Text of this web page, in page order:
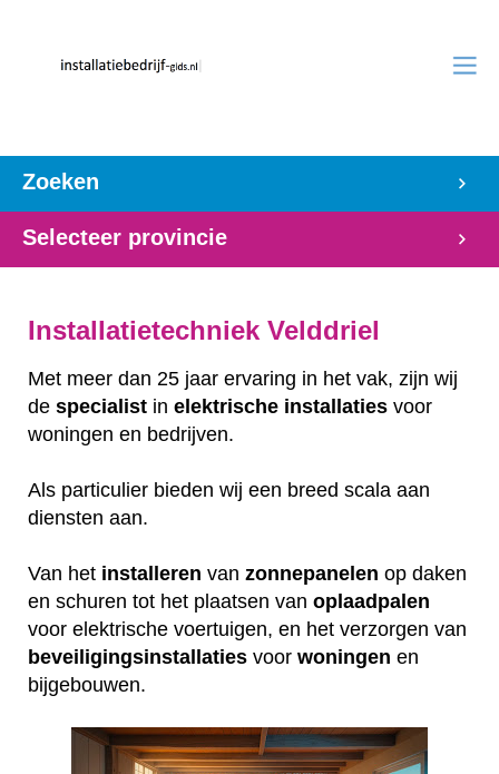
Zoeken
Selecteer provincie
Installatietechniek Velddriel
Met meer dan 25 jaar ervaring in het vak, zijn wij
de specialist in elektrische installaties voor
woningen en bedrijven.
Als particulier bieden wij een breed scala aan
diensten aan.
Van het installeren van zonnepanelen op daken
en schuren tot het plaatsen van oplaadpalen
voor elektrische voertuigen, en het verzorgen van
beveiligingsinstallaties voor woningen en
bijgebouwen.